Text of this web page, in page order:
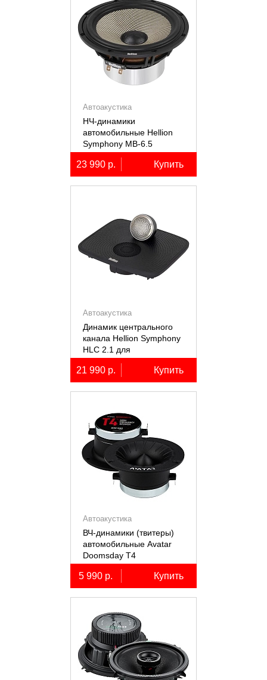
Автоакустика
НЧ-динамики
автомобильные Hellion
Symphony MB-6.5
23 990 р. Купить
Автоакустика
Динамик центрального
канала Hellion Symphony
HLC 2.1 для
автомобилей Lixiang Li-
7/8/9
21 990 р. Купить
Автоакустика
ВЧ-динамики (твитеры)
автомобильные Avatar
Doomsday Т4
5 990 р. Купить